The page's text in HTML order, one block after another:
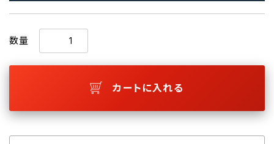
数量
カートに入れる